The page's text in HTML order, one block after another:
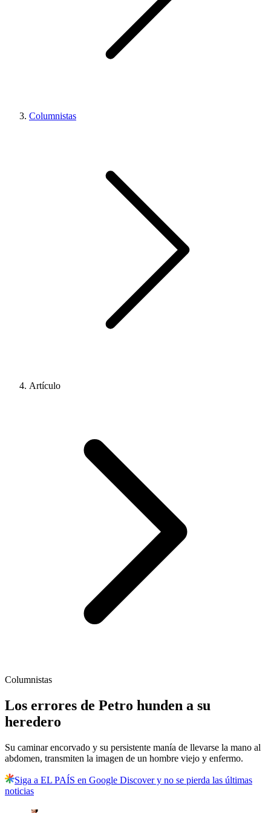
Columnistas
Artículo
Columnistas
Los errores de Petro hunden a su
heredero
Su caminar encorvado y su persistente manía de llevarse la mano al
abdomen, transmiten la imagen de un hombre viejo y enfermo.
Siga a EL PAÍS en Google Discover y no se pierda las últimas
noticias